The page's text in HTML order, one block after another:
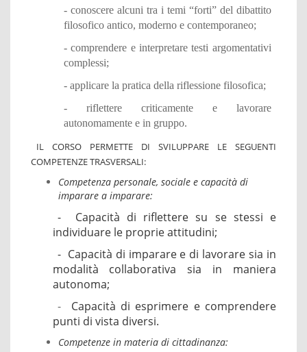
- conoscere alcuni tra i temi “forti” del dibattito
filosofico antico, moderno e contemporaneo;
- comprendere e interpretare testi argomentativi
complessi;
- applicare la pratica della riflessione filosofica;
- riflettere criticamente e lavorare
autonomamente e in gruppo.
IL CORSO PERMETTE DI SVILUPPARE LE SEGUENTI
COMPETENZE TRASVERSALI:
Competenza personale, sociale e capacità di
imparare a imparare:
- Capacità di riflettere su se stessi e
individuare le proprie attitudini;
- Capacità di imparare e di lavorare sia in
modalità collaborativa sia in maniera
autonoma;
- Capacità di esprimere e comprendere
punti di vista diversi.
Competenze in materia di cittadinanza: